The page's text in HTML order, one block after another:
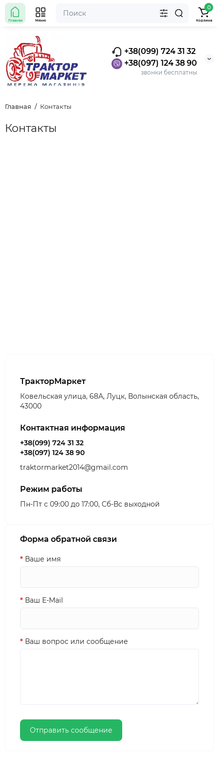
+38(099) 724 31 32
+38(097) 124 38 90
звонки бесплатны
Главная Меню
0
Корзина
Главная Контакты
Контакты
ТракторМаркет
Ковельская улица, 68А, Луцк, Волынская область,
43000
Контактная информация
+38(099) 724 31 32
+38(097) 124 38 90
traktormarket2014@gmail.com
Режим работы
Пн-Пт с 09:00 до 17:00, Сб-Вс выходной
Форма обратной связи
Ваше имя
Ваш E-Mail
Ваш вопрос или сообщение